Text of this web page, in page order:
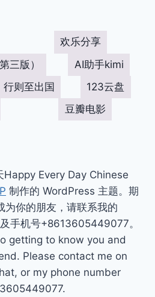
欢乐分享
三版）
AI助手kimi
行则至出国
123云盘
豆瓣电影
Every Day Chinese
制作的 WordPress 主题。期
为你的朋友，请联系我的
手机号+8613605449077。
getting to know you and
Please contact me on
or my phone number